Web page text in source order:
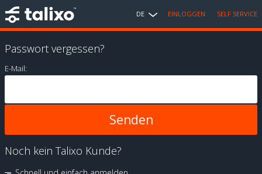
DE EINLOGGEN SELF SERVICE
Passwort vergessen?
E-Mail:
Noch kein Talixo Kunde?